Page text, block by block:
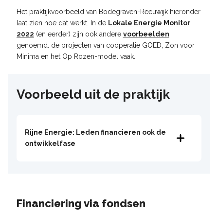
Het praktijkvoorbeeld van Bodegraven-Reeuwijk hieronder
laat zien hoe dat werkt. In de Lokale Energie Monitor
2022 (en eerder) zijn ook andere voorbeelden
genoemd: de projecten van coöperatie GOED, Zon voor
Minima en het Op Rozen-model vaak.
Voorbeeld uit de praktijk
Rijne Energie: Leden financieren ook de
ontwikkelfase
Financiering via fondsen